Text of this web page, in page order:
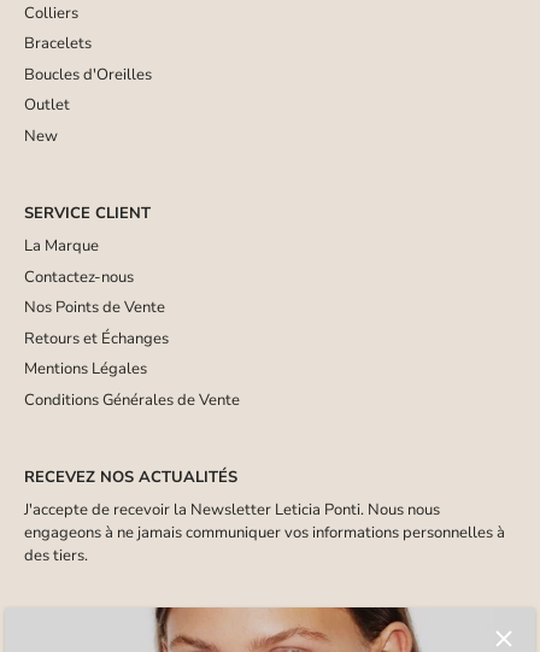
Colliers
Bracelets
Boucles d'Oreilles
Outlet
New
SERVICE CLIENT
La Marque
Contactez-nous
Nos Points de Vente
Retours et Échanges
Mentions Légales
Conditions Générales de Vente
RECEVEZ NOS ACTUALITÉS
J'accepte de recevoir la Newsletter Leticia Ponti. Nous nous
engageons à ne jamais communiquer vos informations personnelles à
des tiers.